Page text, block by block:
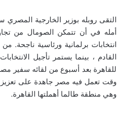
التقى روبله بوزير الخارجية
أمله في أن تتمكن الصومال من
القادم ، بينما يستمر تأجيل
للقاهرة بعد أسبوع من لقائه سفير
وقت تعمل فيه مصر جاهدة على تعزيز
وهي منطقة طالما أهملتها القاهرة.